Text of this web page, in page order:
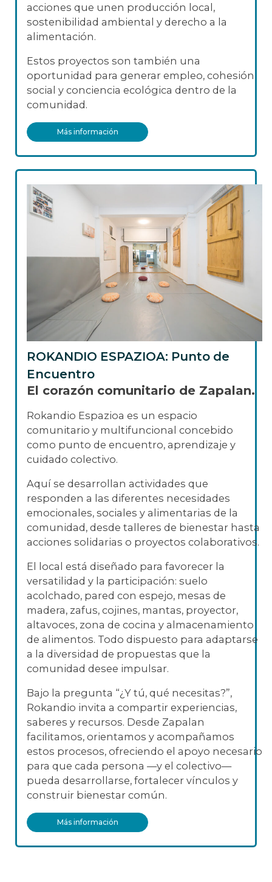
acciones que unen producción local,
sostenibilidad ambiental y derecho a la
alimentación.
Estos proyectos son también una
oportunidad para generar empleo, cohesión
social y conciencia ecológica dentro de la
comunidad.
Más información
ROKANDIO ESPAZIOA: Punto de
Encuentro
El corazón comunitario de Zapalan.
Rokandio Espazioa es un espacio
comunitario y multifuncional concebido
como punto de encuentro, aprendizaje y
cuidado colectivo.
Aquí se desarrollan actividades que
responden a las diferentes necesidades
emocionales, sociales y alimentarias de la
comunidad, desde talleres de bienestar hasta
acciones solidarias o proyectos colaborativos.
El local está diseñado para favorecer la
versatilidad y la participación: suelo
acolchado, pared con espejo, mesas de
madera, zafus, cojines, mantas, proyector,
altavoces, zona de cocina y almacenamiento
de alimentos. Todo dispuesto para adaptarse
a la diversidad de propuestas que la
comunidad desee impulsar.
Bajo la pregunta “¿Y tú, qué necesitas?”,
Rokandio invita a compartir experiencias,
saberes y recursos. Desde Zapalan
facilitamos, orientamos y acompañamos
estos procesos, ofreciendo el apoyo necesario
para que cada persona —y el colectivo—
pueda desarrollarse, fortalecer vínculos y
construir bienestar común.
Más información